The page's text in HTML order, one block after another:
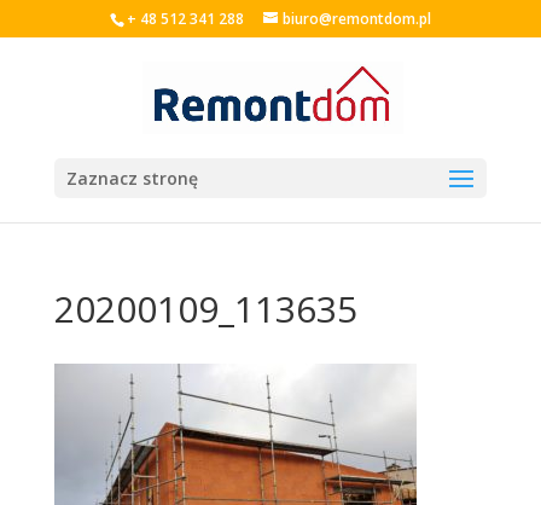
+ 48 512 341 288 biuro@remontdom.pl
Zaznacz stronę
20200109_113635